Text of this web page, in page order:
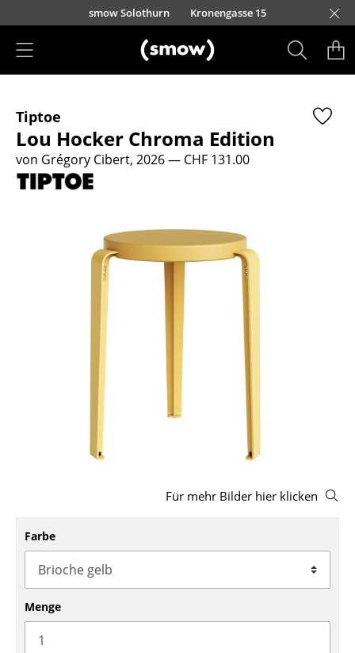
Direkt zum Inhaltsmow Solothurn Kronengasse 15
Sitzmöbel
Esszimmerstühle
Sofas
Loungesessel
Freischwinger
Bänke & Liegen
Schaukelstühle
Bürodrehstühle
Tiptoe
Lou Hocker Chroma Edition
von Grégory Cibert, 2026— CHF 131.00
Für mehr Bilder hier klicken
Farbe
Menge